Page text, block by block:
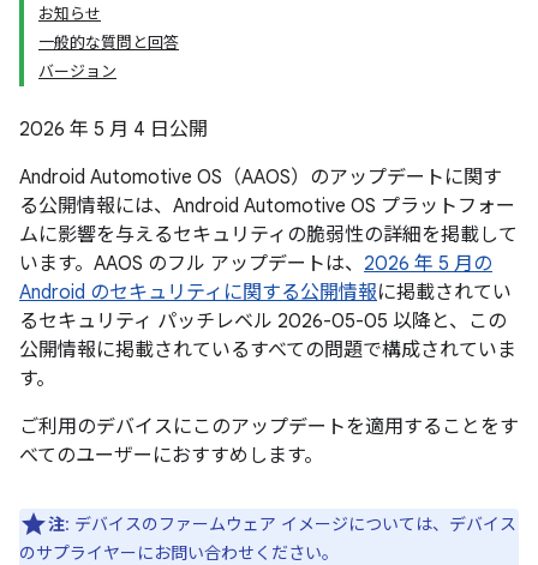
お知らせ
一般的な質問と回答
バージョン
2026 年 5 月 4 日公開
Android Automotive OS（AAOS）のアップデートに関す
る公開情報には、Android Automotive OS プラットフォー
ムに影響を与えるセキュリティの脆弱性の詳細を掲載して
います。AAOS のフル アップデートは、 2026 年 5 月の
Android のセキュリティに関する公開情報に掲載されてい
るセキュリティ パッチレベル 2026-05-05 以降と、この
公開情報に掲載されているすべての問題で構成されていま
す。
ご利用のデバイスにこのアップデートを適用することをす
べてのユーザーにおすすめします。
注: デバイスのファームウェア イメージについては、デバイス
のサプライヤーにお問い合わせください。